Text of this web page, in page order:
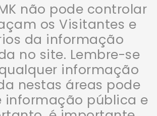
não pode controlar
os Visitantes e
da informação
no site. Lembre-se
informação
nestas áreas pode
informação pública e